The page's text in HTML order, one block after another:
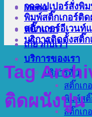
Menu
หน้าแรก
เกี่ยวกับเรา
บริการของเรา
บริการที่ 1
สติ๊กเก
พิมพ์สติ๊
สติ๊กเก
วอลเปเปอร์สั่งพิ
พิมพ์สติ๊กเกอร์ติ
สติ๊กเกอร์อีเวนท์
บริการติดตั้งสติ๊ก
Tag
ติดผนังปูน